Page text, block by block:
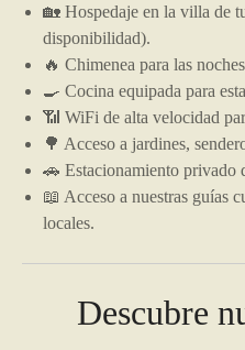
🏡 Hospedaje en la villa de
disponibilidad).
🔥 Chimenea para las
🍳 Cocina equipada para
📶 WiFi de alta velocidad
🌳 Acceso a jardines,
🚗 Estacionamiento privado
📖 Acceso a nuestras guías
locales.
Descubre